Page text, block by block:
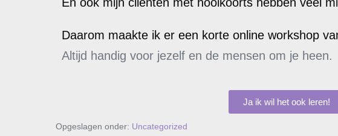
Daarom maakte ik er een korte online workshop
Altijd handig voor jezelf en de mensen om je heen.
Ja ik wil het ook leren!
Opgeslagen onder: Uncategorized